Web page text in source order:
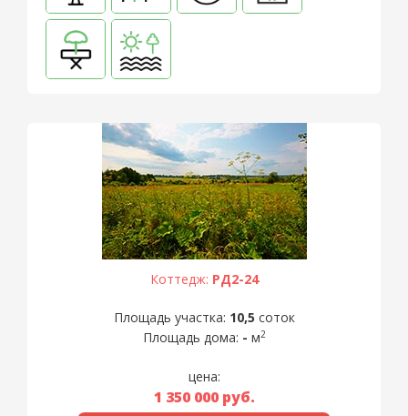
Коттедж: РД2-24
Площадь участка: 10,5 соток
Площадь дома: - м2
цена:
1 350 000руб.